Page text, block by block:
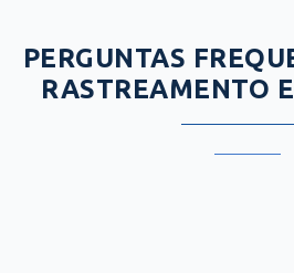
PERGUNTAS
RASTREAMENTO